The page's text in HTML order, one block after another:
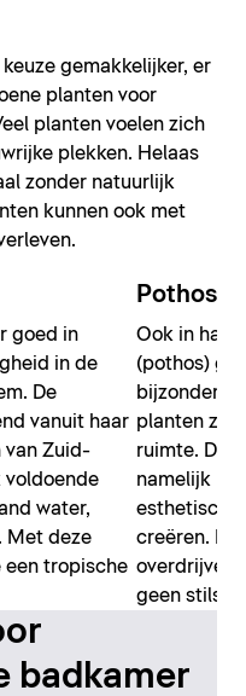
gemakkelijker, er
planten voor
planten voelen zich
plekken. Helaas
zonder natuurlijk
kunnen ook met
goed in
in de
De
vanuit haar
van Zuid-
voldoende
water,
Met deze
een tropische
Pothos
Ook in
(pothos)
bijzonder
planten
ruimte.
namelijk
esthetisch
creëren. Bij
geen
badkamer